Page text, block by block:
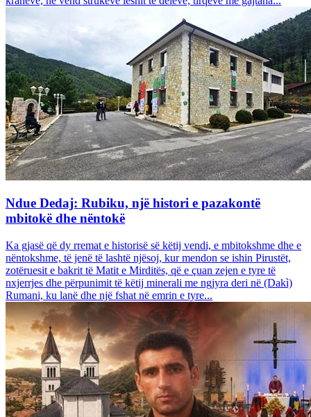
Ndue Dedaj: Rubiku, një histori e pazakontë
mbitokë dhe nëntokë
Ka gjasë që dy rremat e historisë së këtij vendi, e mbitokshme dhe e
nëntokshme, të jenë të lashtë njësoj, kur mendon se ishin Pirustët,
zotëruesit e bakrit të Matit e Mirditës, që e çuan zejen e tyre të
nxjerrjes dhe përpunimit të këtij minerali me ngjyra deri në (Dakì)
Rumani, ku lanë dhe një fshat në emrin e tyre...